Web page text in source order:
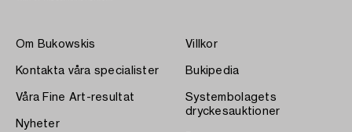
Om Bukowskis
Kontakta våra specialister
Våra Fine Art-resultat
Nyheter
Villkor
Bukipedia
Systembolagets
dryckesauktioner